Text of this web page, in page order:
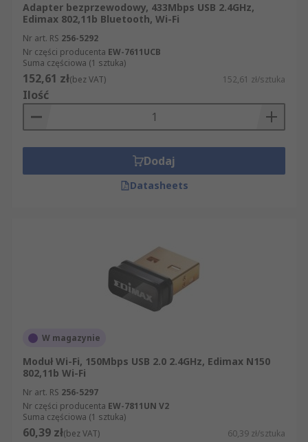
Adapter bezprzewodowy, 433Mbps USB 2.4GHz,
Edimax 802,11b Bluetooth, Wi-Fi
Nr art. RS 256-5292
Nr części producenta EW-7611UCB
Suma częściowa (1 sztuka)
152,61 zł(bez VAT) 152,61 zł/sztuka
Ilość
Dodaj
Datasheets
W magazynie
Moduł Wi-Fi, 150Mbps USB 2.0 2.4GHz, Edimax N150
802,11b Wi-Fi
Nr art. RS 256-5297
Nr części producenta EW-7811UN V2
Suma częściowa (1 sztuka)
60,39 zł(bez VAT) 60,39 zł/sztuka